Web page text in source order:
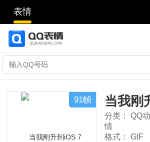
表情
91帧 当我刚
分类： QQ
情
格式：
GIF